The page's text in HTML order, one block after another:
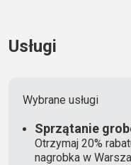
Usługi
Wybrane usługi
Sprzątanie
Otrzymaj 20%
nagrobka w